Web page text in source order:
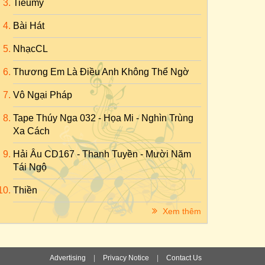
Tieumy
Bài Hát
NhạcCL
Thương Em Là Điều Anh Không Thể Ngờ
Vô Ngại Pháp
Tape Thúy Nga 032 - Họa Mi - Nghìn Trùng
Xa Cách
Hải Âu CD167 - Thanh Tuyền - Mười Năm
Tái Ngộ
Thiền
Xem thêm
Advertising Privacy Notice Contact Us